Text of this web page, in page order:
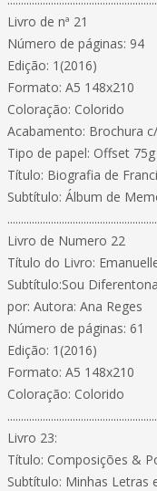
Livro de nª 21
Número de páginas: 94
Edição: 1(2016)
Formato: A5 148x210
Coloração: Colorido
Acabamento: Brochura
Tipo de papel: Offset 75g
Título: Biografia de
Subtítulo: Álbum de
Livro de Numero 22
Título do Livro:
Subtítulo:Sou
por: Autora: Ana Reges
Número de páginas: 61
Edição: 1(2016)
Formato: A5 148x210
Coloração: Colorido
Livro 23:
Título: Composições &
Subtítulo: Minhas Letras